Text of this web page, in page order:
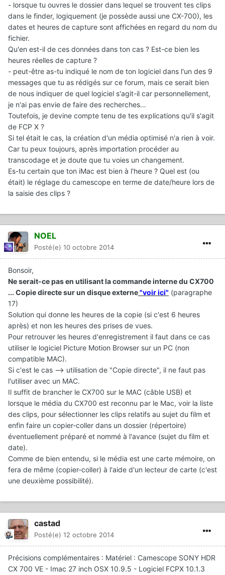
- lorsque tu ouvres le dossier dans lequel se trouvent tes clips
dans le finder, logiquement (je possède aussi une CX-700), les
dates et heures de capture sont affichées en regard du nom du
fichier.
Qu'en est-il de ces données dans ton cas ? Est-ce bien les
heures réelles de capture ?
- peut-être as-tu indiqué le nom de ton logiciel dans l'un des 9
messages que tu as rédigés sur ce forum, mais ce serait bien
de nous indiquer de quel logiciel s'agit-il car personnellement,
je n'ai pas envie de faire des recherches…
Toutefois, je devine compte tenu de tes explications qu'il s'agit
de FCP X ?
Si tel était le cas, la création d'un média optimisé n'a rien à voir.
Car tu peux toujours, après importation procéder au
transcodage et je doute que tu voies un changement.
Es-tu certain que ton iMac est bien à l'heure ? Quel est (ou
était) le réglage du camescope en terme de date/heure lors de
la saisie des clips ?
NOEL
Posté(e) 10 octobre 2014
Bonsoir,
Ne serait-ce pas en utilisant la commande interne du CX700
... Copie directe sur un disque externe"voir ici" (paragraphe
17)
Solution qui donne les heures de la copie (si c'est 6 heures
après) et non les heures des prises de vues.
Pour retrouver les heures d'enregistrement il faut dans ce cas
utiliser le logiciel Picture Motion Browser sur un PC (non
compatible MAC).
Si c'est le cas --> utilisation de "Copie directe", il ne faut pas
l'utiliser avec un MAC.
Il suffit de brancher le CX700 sur le MAC (câble USB) et
lorsque le média du CX700 est reconnu par le Mac, voir la liste
des clips, pour sélectionner les clips relatifs au sujet du film et
enfin faire un copier-coller dans un dossier (répertoire)
éventuellement préparé et nommé à l'avance (sujet du film et
date).
Comme de bien entendu, si le média est une carte mémoire, on
fera de même (copier-coller) à l'aide d'un lecteur de carte (c'est
une deuxième possibilité).
castad
Posté(e) 12 octobre 2014
Précisions complémentaires : Matériel : Camescope SONY HDR
CX 700 VE - Imac 27 inch OSX 10.9.5 - Logiciel FCPX 10.1.3